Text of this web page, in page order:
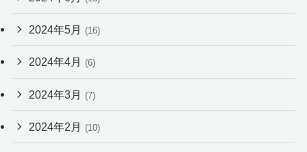
2024年5月 (16)
2024年4月 (6)
2024年3月 (7)
2024年2月 (10)